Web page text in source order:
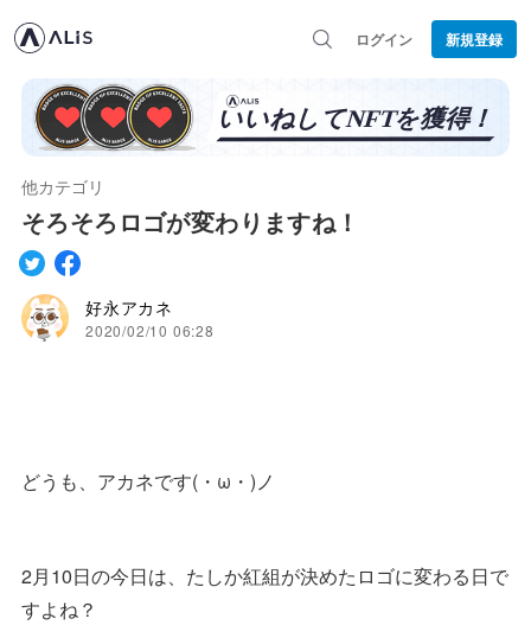
ログイン 新規登録
他カテゴリ
そろそろロゴが変わりますね！
好永アカネ
2020/02/10 06:28
どうも、アカネです(・ω・)ノ
2月10日の今日は、たしか紅組が決めたロゴに変わる日で
すよね？